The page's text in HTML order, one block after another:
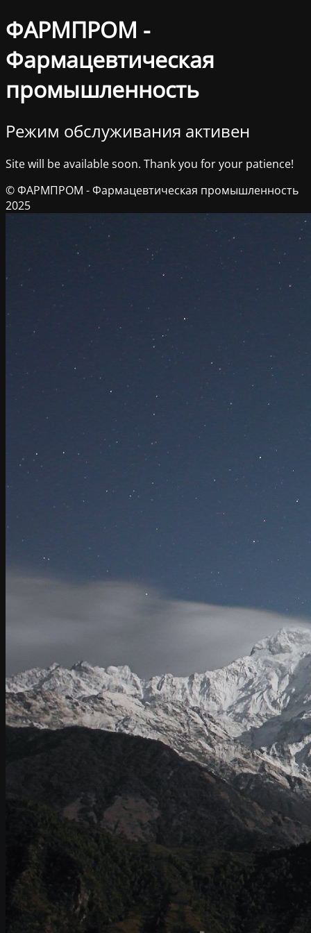
ФАРМПРОМ -
Фармацевтическая
промышленность
Режим обслуживания активен
Site will be available soon. Thank you for your patience!
© ФАРМПРОМ - Фармацевтическая промышленность
2025